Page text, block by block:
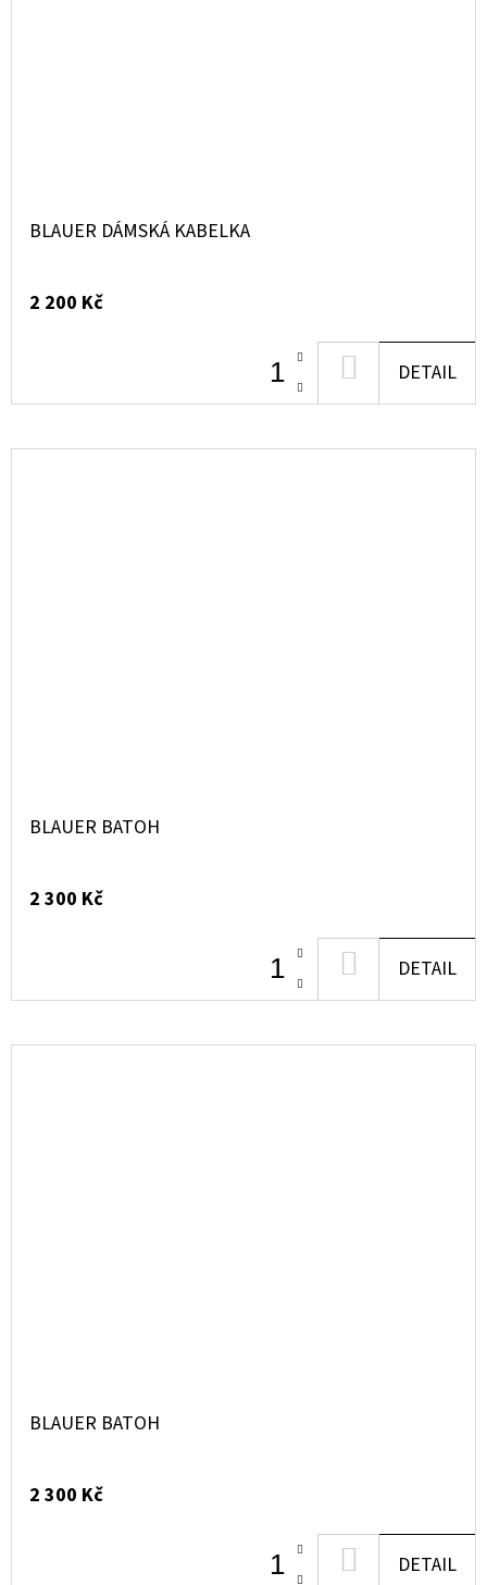
BLAUER DÁMSKÁ KABELKA
2 200 Kč
KOŠÍKU
DETAIL
BLAUER BATOH
2 300 Kč
KOŠÍKU
DETAIL
BLAUER BATOH
2 300 Kč
DETAIL